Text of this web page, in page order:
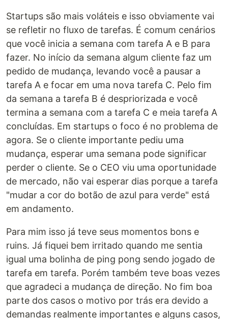
Startups são mais voláteis e isso obviamente vai
se refletir no fluxo de tarefas. É comum cenários
que você inicia a semana com tarefa A e B para
fazer. No início da semana algum cliente faz um
pedido de mudança, levando você a pausar a
tarefa A e focar em uma nova tarefa C. Pelo fim
da semana a tarefa B é despriorizada e você
termina a semana com a tarefa C e meia tarefa A
concluídas. Em startups o foco é no problema de
agora. Se o cliente importante pediu uma
mudança, esperar uma semana pode significar
perder o cliente. Se o CEO viu uma oportunidade
de mercado, não vai esperar dias porque a tarefa
"mudar a cor do botão de azul para verde" está
em andamento.
Para mim isso já teve seus momentos bons e
ruins. Já fiquei bem irritado quando me sentia
igual uma bolinha de ping pong sendo jogado de
tarefa em tarefa. Porém também teve boas vezes
que agradeci a mudança de direção. No fim boa
parte dos casos o motivo por trás era devido a
demandas realmente importantes e alguns casos,